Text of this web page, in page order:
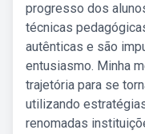
progresso dos
técnicas
autênticas e são
entusiasmo. Minha
trajetória para se
utilizando
renomadas